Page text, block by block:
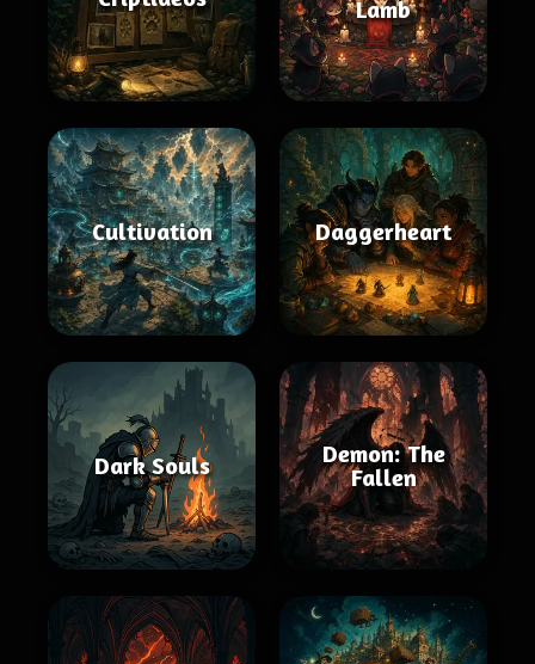
Lamb
Cultivation Daggerheart
Dark Souls
Demon: The
Fallen